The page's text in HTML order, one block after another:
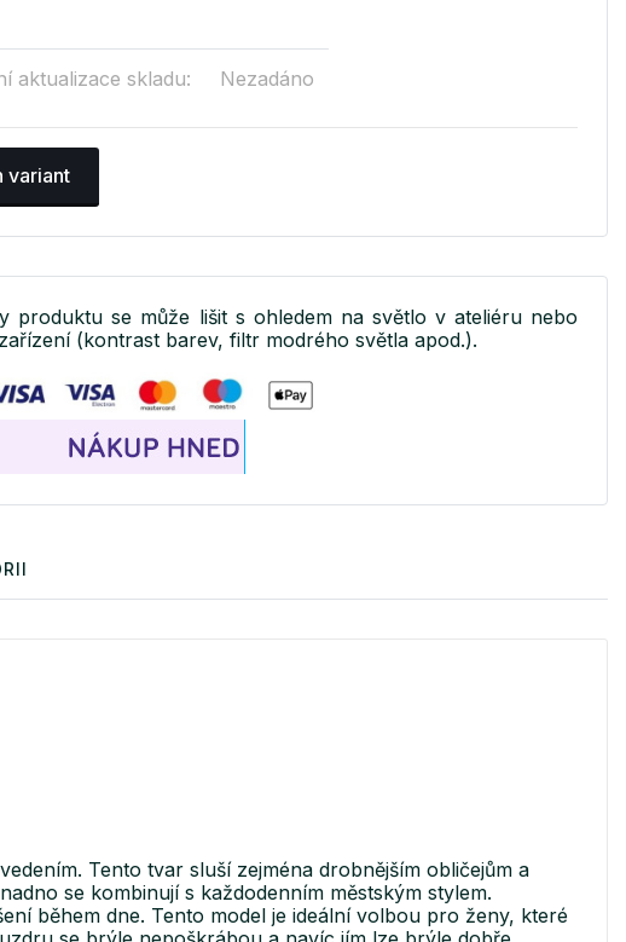
aktualizace skladu: Nezadáno
variant
produktu se může lišit s ohledem na světlo v ateliéru nebo
(kontrast barev, filtr modrého světla apod.).
Tento tvar sluší zejména drobnějším obličejům a
se kombinují s každodenním městským stylem.
během dne. Tento model je ideální volbou pro ženy, které